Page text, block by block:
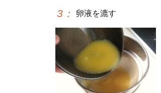
3 ： 卵液を漉す